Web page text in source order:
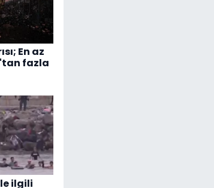
En az
fazla
ilgili